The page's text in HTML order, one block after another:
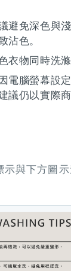
避免深色與
沾色。
衣物同時洗滌
電腦螢幕設
議仍以實際商
示與下方圖